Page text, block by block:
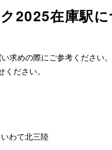
2025在庫駅
求めの際にご参考ください。
ださい。
わて北三陸